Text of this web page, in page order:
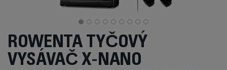
ROWENTA TYČOVÝ
VYSÁVAČ X-NANO